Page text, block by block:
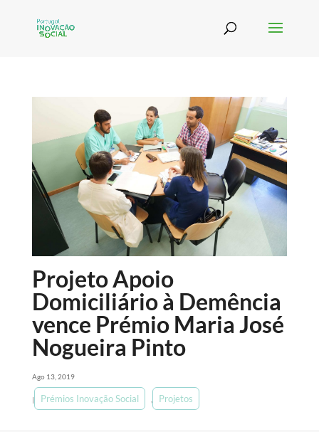
Projeto Apoio
Domiciliário à Demência
vence Prémio Maria José
Nogueira Pinto
Ago 13, 2019
| Prémios Inovação Social Projetos